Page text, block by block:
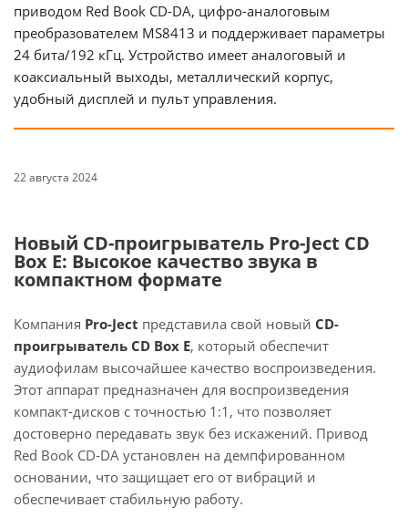
приводом Red Book CD-DA, цифро-аналоговым
преобразователем MS8413 и поддерживает параметры
24 бита/192 кГц. Устройство имеет аналоговый и
коаксиальный выходы, металлический корпус,
удобный дисплей и пульт управления.
22 августа 2024
Новый CD-проигрыватель Pro-Ject CD
Box E: Высокое качество звука в
компактном формате
Компания Pro-Ject представила свой новый CD-
проигрыватель CD Box E, который обеспечит
аудиофилам высочайшее качество воспроизведения.
Этот аппарат предназначен для воспроизведения
компакт-дисков с точностью 1:1, что позволяет
достоверно передавать звук без искажений. Привод
Red Book CD-DA установлен на демпфированном
основании, что защищает его от вибраций и
обеспечивает стабильную работу.